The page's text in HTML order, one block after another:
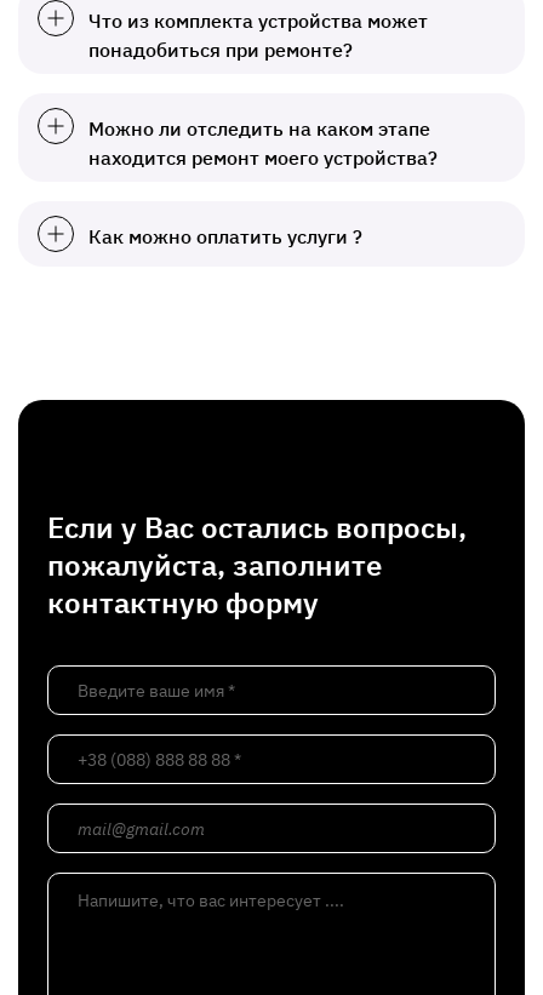
Что из комплекта устройства может
понадобиться при ремонте?
Можно ли отследить на каком этапе
находится ремонт моего устройства?
Как можно оплатить услуги ?
Если у Вас остались вопросы,
пожалуйста, заполните
контактную форму
Введите ваше имя *
+38 (088) 888 88 88 *
mail@gmail.com
Напишите, что вас интересует ....